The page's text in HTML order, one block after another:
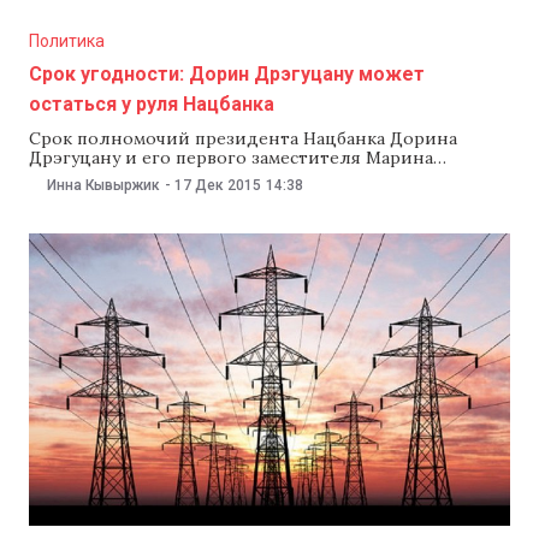
латвийского PrivatBank и его менеджеров. $1 млрд,
выведенный из трех молдавских банков, ищут
Политика
Срок угодности: Дорин Дрэгуцану может
остаться у руля Нацбанка
Срок полномочий президента Нацбанка Дорина
Дрэгуцану и его первого заместителя Марина
Молошага истекает через три дня. Между тем
кандидатов на пост главы НБМ до сих пор нет.
Дрэгуцану и Молошаг продолжат исполнять свои
обязанности до назначения нового руководства
Нацбанка. Эксперты, комментируя ситуацию, говорят
Инна Кывыржик - 17 Дек 2015 14:38